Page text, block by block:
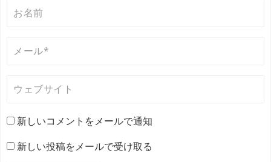
新しいコメントをメールで通知
新しい投稿をメールで受け取る